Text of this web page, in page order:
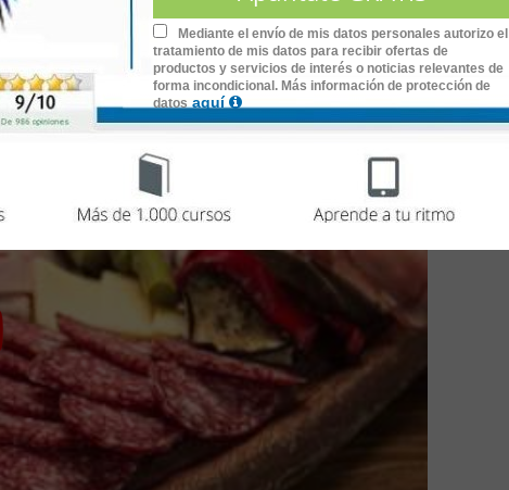
Mediante el envío de mis datos personales autorizo el
tratamiento de mis datos para recibir ofertas de
productos y servicios de interés o noticias relevantes de
forma incondicional. Más información de protección de
datos aquí